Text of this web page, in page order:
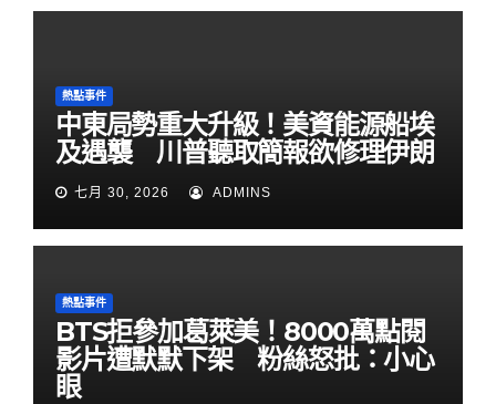
熱點事件
中東局勢重大升級！美資能源船埃
及遇襲 川普聽取簡報欲修理伊朗
七月 30, 2026 ADMINS
熱點事件
BTS拒參加葛萊美！8000萬點閱
影片遭默默下架 粉絲怒批：小心
眼